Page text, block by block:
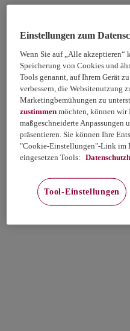
Einstellungen zum
Wenn Sie auf „Alle akzeptieren“
Speicherung von Cookies und
Tools genannt, auf Ihrem Gerät
verbessern, die Websitenutzung
Marketingbemühungen zu
zustimmen möchten, können wir
maßgeschneiderte Anpassungen
präsentieren. Sie können Ihre
"Cookie-Einstellungen"-Link im
eingesetzen Tools:
Tool-Einstellungen